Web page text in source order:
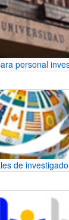
personal
de